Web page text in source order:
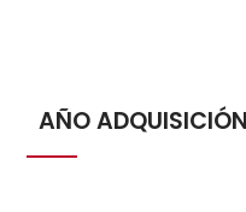
Real Instituto de Arte de
AÑO ADQUISICIÓN